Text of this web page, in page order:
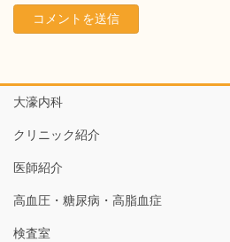
大濠内科
クリニック紹介
医師紹介
高血圧・糖尿病・高脂血症
検査室